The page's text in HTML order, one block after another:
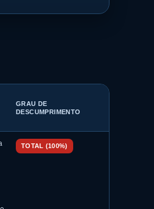
GRAU DE
DESCUMPRIMENTO
TOTAL (100%)